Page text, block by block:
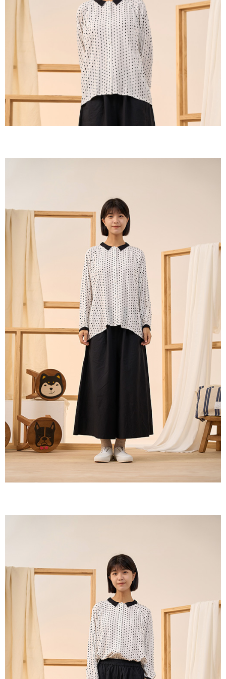
結帳頁面，進行簡訊認證並確認金額後，即可完成結帳。
２．訂單成立數日內，您將收到繳費通知簡訊。
３．收到繳費通知簡訊後14天內，點擊此簡訊中的連結，可透過四大超商／
ATM／網路銀行／等多元方式進行付款，方視為交易完成。
※ 請注意：結帳手續完成當下不需立刻繳費，但若您需要取消訂單，請聯絡
購買商品的店家。未經商家同意取消之訂單仍視為有效，需透過AFTEE先享
※ 交易是否成功請以「AFTEE先享後付 」之結帳頁面顯示為準，若有關於
是否繳費成功／繳費後需取消欲退款等相關疑問，請聯繫「AFTEE先享後付
https://netprotections.freshdesk.com/support/home
【注意事項】
１．透過由恩沛科技股份有限公司提供之「AFTEE先享後付」服務完成之交
易，需依本服務之必要範圍內提供個人資料，並將交易相關給付款項請求債
３．未成年的使用者請事先徵得法定代理人或監護人之同意方可使用
５．嚴禁一人註冊多個帳號或使用他人資訊註冊。若發現惡意使用之情形，
恩沛科技股份有限公司將有權停止該用戶之使用額度並採取法律行動。
每筆NT$60，滿NT$1,800(含以上)免運費
7-11取貨付款
每筆NT$60，滿NT$2,000(含以上)免運費
付款後7-11取貨
每筆NT$60，滿NT$2,000(含以上)免運費
黑貓宅急便(包裹尺寸60cm以下)
每筆NT$100，滿NT$2,000(含以上)免運費